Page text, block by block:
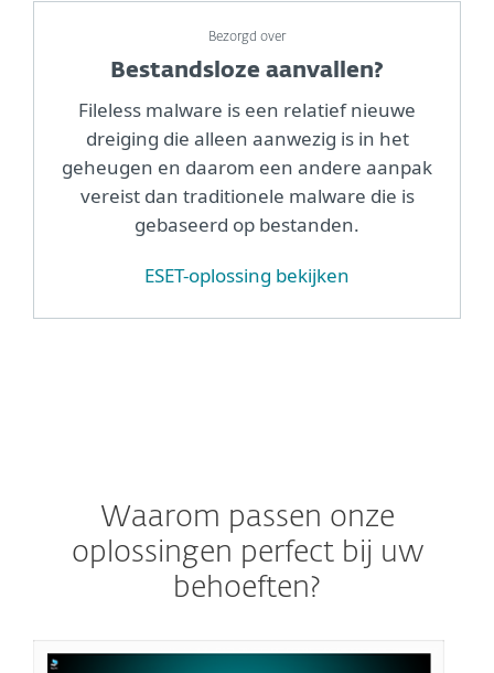
Bezorgd over
Bestandsloze aanvallen?
Fileless malware is een relatief nieuwe
dreiging die alleen aanwezig is in het
geheugen en daarom een andere aanpak
vereist dan traditionele malware die is
gebaseerd op bestanden.
ESET-oplossing bekijken
Waarom passen onze
oplossingen perfect bij uw
behoeften?